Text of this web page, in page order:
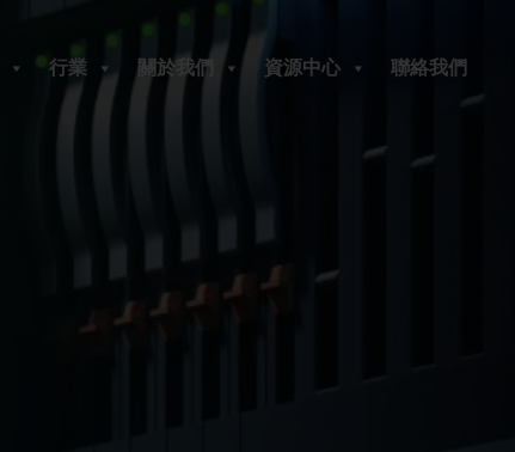
行業 關於我們 資源中心 聯絡我們